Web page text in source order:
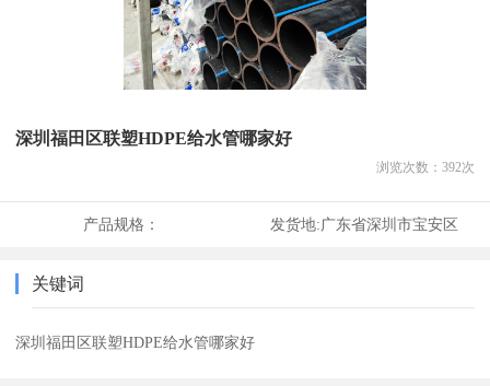
深圳福田区联塑HDPE给水管哪家好
浏览次数： 392次
产品规格： 发货地:广东省深圳市宝安区
关键词
深圳福田区联塑HDPE给水管哪家好